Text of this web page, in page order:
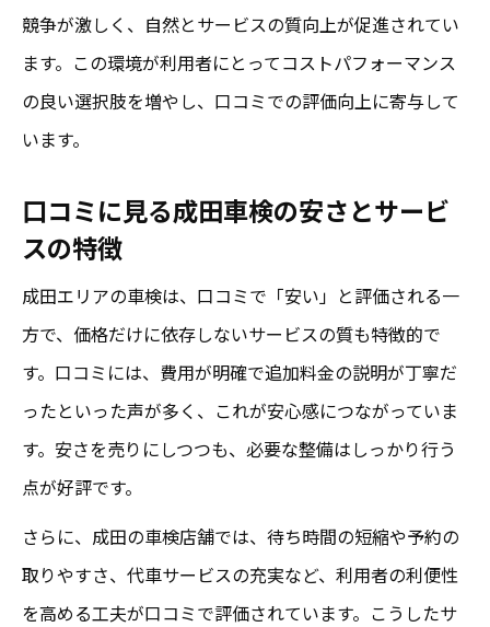
競争が激しく、自然とサービスの質向上が促進されてい
ます。この環境が利用者にとってコストパフォーマンス
の良い選択肢を増やし、口コミでの評価向上に寄与して
います。
口コミに見る成田車検の安さとサービ
スの特徴
成田エリアの車検は、口コミで「安い」と評価される一
方で、価格だけに依存しないサービスの質も特徴的で
す。口コミには、費用が明確で追加料金の説明が丁寧だ
ったといった声が多く、これが安心感につながっていま
す。安さを売りにしつつも、必要な整備はしっかり行う
点が好評です。
さらに、成田の車検店舗では、待ち時間の短縮や予約の
取りやすさ、代車サービスの充実など、利用者の利便性
を高める工夫が口コミで評価されています。こうしたサ